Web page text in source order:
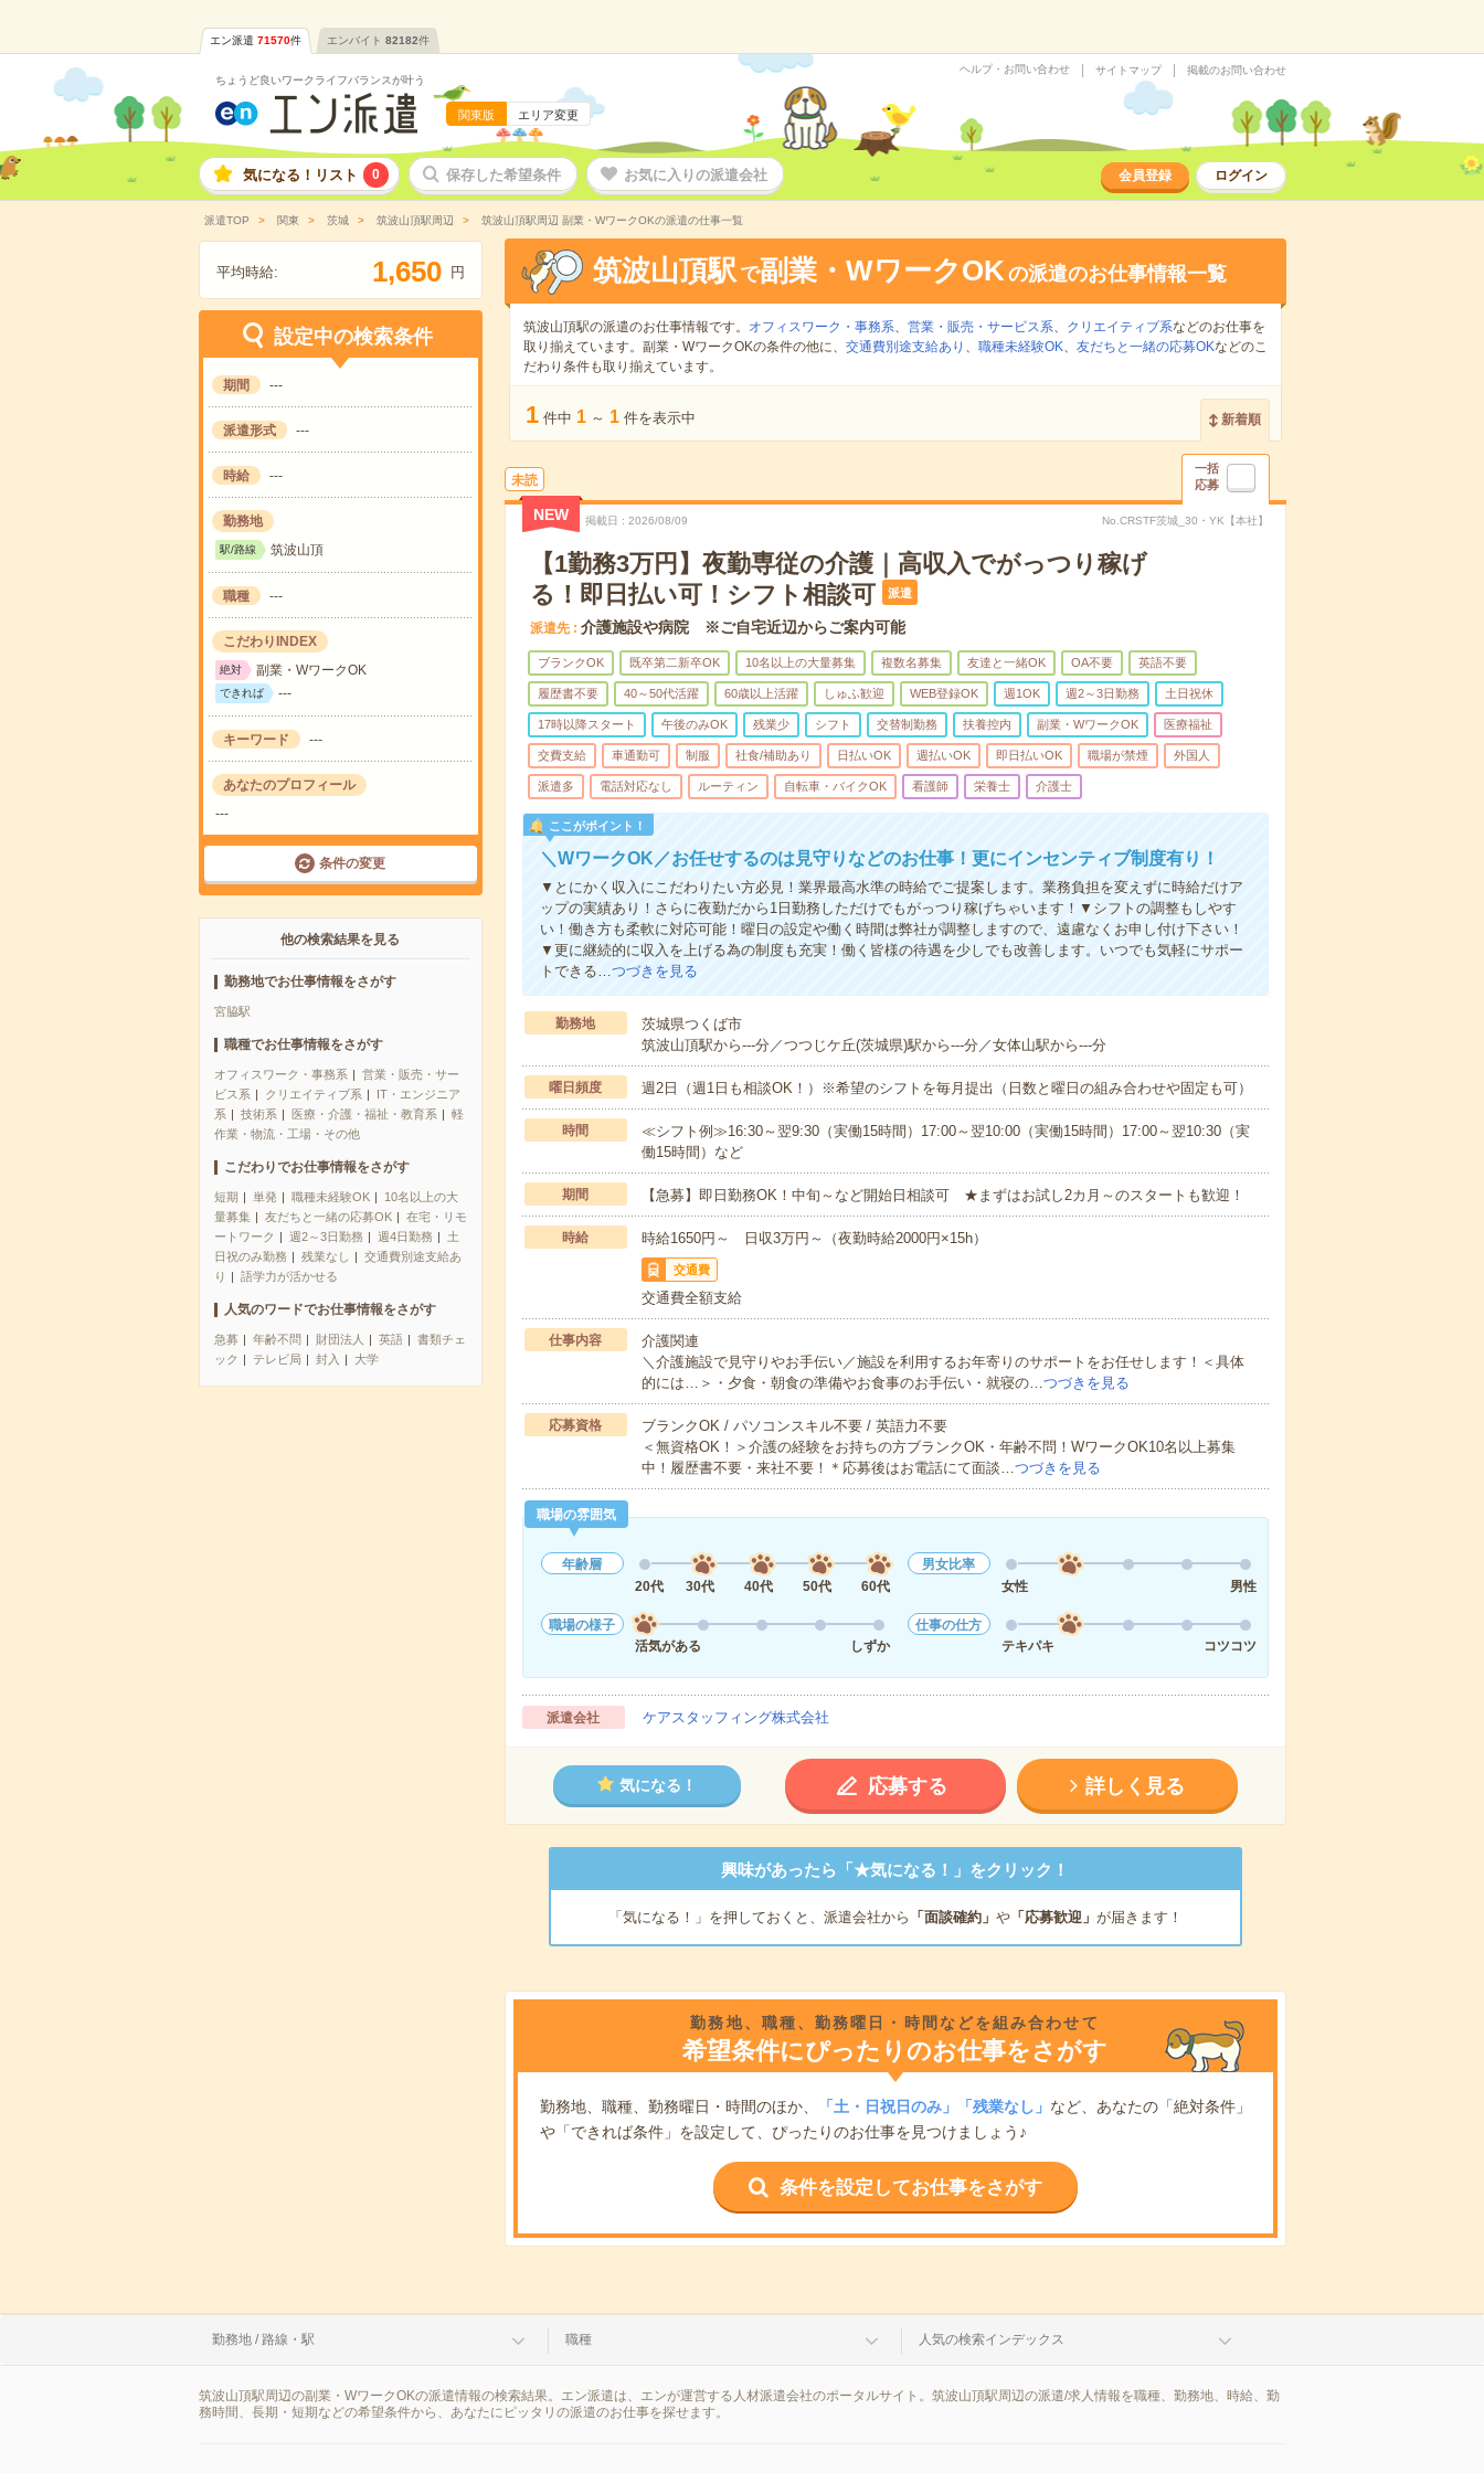
エン派遣 71570件 エンバイト 82182件
ちょうど良いワークライフバランスが叶う
関東版 エリア変更
ヘルプ・お問い合わせ サイトマップ 掲載のお問い合わせ
気になる！リスト 0 保存した希望条件 お気に入りの派遣会社 会員登録 ログイン
派遣TOP 関東 茨城 筑波山頂駅周辺 筑波山頂駅周辺 副業・WワークOKの派遣の仕事一覧
平均時給: 1,650 円
設定中の検索条件
期間 ---
派遣形式 ---
時給 ---
勤務地
駅/路線 筑波山頂
職種 ---
こだわりINDEX
絶対 副業・WワークOK
できれば ---
キーワード ---
あなたのプロフィール
---
条件の変更
他の検索結果を見る
勤務地でお仕事情報をさがす
宮脇駅
職種でお仕事情報をさがす
オフィスワーク・事務系
営業・販売・サー
ビス系
クリエイティブ系
IT・エンジニア
系
技術系 医療・介護・福祉・教育系
軽
作業・物流・工場・その他
こだわりでお仕事情報をさがす
短期 単発 職種未経験OK
10名以上の大
量募集
友だちと一緒の応募OK
在宅・リモ
ートワーク
週2～3日勤務 週4日勤務
土
日祝のみ勤務
残業なし
交通費別途支給あ
り
語学力が活かせる
人気のワードでお仕事情報をさがす
急募 年齢不問 財団法人 英語
書類チェ
ック
テレビ局 封入 大学
筑波山頂駅 で副業・WワークOKの派遣のお仕事情報一覧
筑波山頂駅の派遣のお仕事情報です。 オフィスワーク・事務系、 営業・販売・サービス系、 クリエイティブ系などのお仕事を
取り揃えています。副業・WワークOKの条件の他に、 交通費別途支給あり 、 職種未経験OK、 友だちと一緒の応募OKなどのこ
だわり条件も取り揃えています。
1 件中 1 ～ 1 件を表示中 新着順
未読
一括
応募
NEW 掲載日 2026/08/09 No.CRSTF茨城_30・YK【本社】
【1勤務3万円】夜勤専従の介護｜高収入でがっつり稼げ
る！即日払い可！シフト相談可
派遣
派遣先 介護施設や病院 ※ご自宅近辺からご案内可能
ブランクOK 既卒第二新卒OK 10名以上の大量募集 複数名募集 友達と一緒OK OA不要 英語不要
履歴書不要 40～50代活躍 60歳以上活躍 しゅふ歓迎 WEB登録OK 週1OK 週2～3日勤務 土日祝休
17時以降スタート 午後のみOK 残業少 シフト 交替制勤務 扶養控内 副業・WワークOK 医療福祉
交費支給 車通勤可 制服 社食/補助あり 日払いOK 週払いOK 即日払いOK 職場が禁煙 外国人
派遣多 電話対応なし ルーティン 自転車・バイクOK 看護師 栄養士 介護士
ここがポイント！
＼WワークOK／お任せするのは見守りなどのお仕事！更にインセンティブ制度有り！
▼とにかく収入にこだわりたい方必見！業界最高水準の時給でご提案します。業務負担を変えずに時給だけア
ップの実績あり！さらに夜勤だから1日勤務しただけでもがっつり稼げちゃいます！▼シフトの調整もしやす
い！働き方も柔軟に対応可能！曜日の設定や働く時間は弊社が調整しますので、遠慮なくお申し付け下さい！
▼更に継続的に収入を上げる為の制度も充実！働く皆様の待遇を少しでも改善します。いつでも気軽にサポー
トできる…つづきを見る
勤務地
茨城県つくば市
筑波山頂駅から---分／つつじケ丘(茨城県)駅から---分／女体山駅から---分
曜日頻度 週2日（週1日も相談OK！）※希望のシフトを毎月提出（日数と曜日の組み合わせや固定も可）
時間
≪シフト例≫16:30～翌9:30（実働15時間）17:00～翌10:00（実働15時間）17:00～翌10:30（実
働15時間）など
期間 【急募】即日勤務OK！中旬～など開始日相談可 ★まずはお試し2カ月～のスタートも歓迎！
時給 時給1650円～ 日収3万円～（夜勤時給2000円×15h）
交通費
交通費全額支給
仕事内容
介護関連
＼介護施設で見守りやお手伝い／施設を利用するお年寄りのサポートをお任せします！＜具体
的には…＞・夕食・朝食の準備やお食事のお手伝い・就寝の…つづきを見る
応募資格
ブランクOK / パソコンスキル不要 / 英語力不要
＜無資格OK！＞介護の経験をお持ちの方ブランクOK・年齢不問！WワークOK10名以上募集
中！履歴書不要・来社不要！＊応募後はお電話にて面談…つづきを見る
職場の雰囲気
年齢層
20代
30代 40代 50代 60代
男女比率
女性
男性
職場の様子
活気がある
しずか
仕事の仕方
テキパキ
コツコツ
派遣会社 ケアスタッフィング株式会社
気になる！ 応募する 詳しく見る
興味があったら「★気になる！」をクリック！
「気になる！」を押しておくと、派遣会社から 「面談確約」 や「応募歓迎」 が届きます！
勤務地、職種、勤務曜日・時間などを組み合わせて
希望条件にぴったりのお仕事をさがす
勤務地、職種、勤務曜日・時間のほか、 「土・日祝日のみ」「残業なし」 など、あなたの「絶対条件」
や「できれば条件」を設定して、ぴったりのお仕事を見つけましょう♪
条件を設定してお仕事をさがす
勤務地 / 路線・駅 職種 人気の検索インデックス
筑波山頂駅周辺の副業・WワークOKの派遣情報の検索結果。エン派遣は、エンが運営する人材派遣会社のポータルサイト。筑波山頂駅周辺の派遣/求人情報を職種、勤務地、時給、勤
務時間、長期・短期などの希望条件から、あなたにピッタリの派遣のお仕事を探せます。